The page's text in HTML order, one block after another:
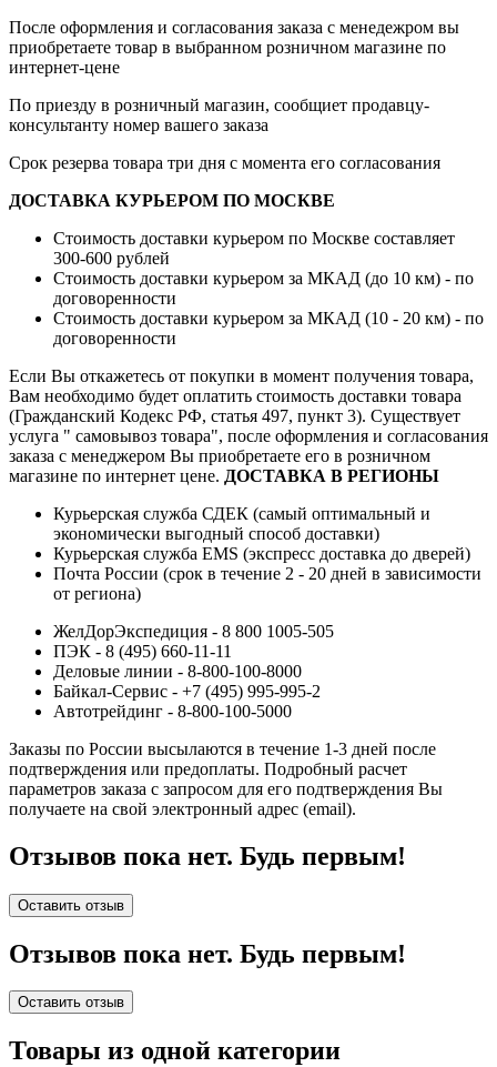
После оформления и согласования заказа с менедежром вы
приобретаете товар в выбранном розничном магазине по
интернет-цене
По приезду в розничный магазин, сообщиет продавцу-
консультанту номер вашего заказа
Срок резерва товара три дня с момента его согласования
ДОСТАВКА КУРЬЕРОМ ПО МОСКВЕ
Стоимость доставки курьером по Москве составляет
300-600 рублей
Стоимость доставки курьером за МКАД (до 10 км) - по
договоренности
Стоимость доставки курьером за МКАД (10 - 20 км) - по
договоренности
Если Вы откажетесь от покупки в момент получения товара,
Вам необходимо будет оплатить стоимость доставки товара
(Гражданский Кодекс РФ, статья 497, пункт 3). Существует
услуга " самовывоз товара", после оформления и согласования
заказа с менеджером Вы приобретаете его в розничном
магазине по интернет цене. ДОСТАВКА В РЕГИОНЫ
Курьерская служба СДЕК (самый оптимальный и
экономически выгодный способ доставки)
Курьерская служба EMS (экспресс доставка до дверей)
Почта России (срок в течение 2 - 20 дней в зависимости
от региона)
ЖелДорЭкспедиция - 8 800 1005-505
ПЭК - 8 (495) 660-11-11
Деловые линии - 8-800-100-8000
Байкал-Сервис - +7 (495) 995-995-2
Автотрейдинг - 8-800-100-5000
Заказы по России высылаются в течение 1-3 дней после
подтверждения или предоплаты. Подробный расчет
параметров заказа с запросом для его подтверждения Вы
получаете на свой электронный адрес (email).
Отзывов пока нет. Будь первым!
Оставить отзыв
Отзывов пока нет. Будь первым!
Оставить отзыв
Товары из одной категории